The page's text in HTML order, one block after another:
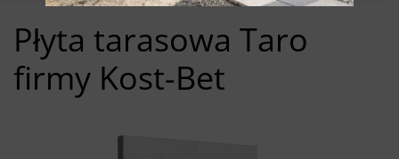
Płyta tarasowa Taro
firmy Kost-Bet